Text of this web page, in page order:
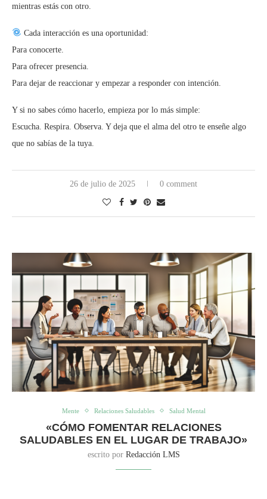
mientras estás con otro.
Cada interacción es una oportunidad:
Para conocerte.
Para ofrecer presencia.
Para dejar de reaccionar y empezar a responder con intención.
Y si no sabes cómo hacerlo, empieza por lo más simple:
Escucha. Respira. Observa. Y deja que el alma del otro te enseñe algo
que no sabías de la tuya.
26 de julio de 2025 0 comment
Mente Relaciones Saludables Salud Mental
«CÓMO FOMENTAR RELACIONES
SALUDABLES EN EL LUGAR DE TRABAJO»
escrito por Redacción LMS